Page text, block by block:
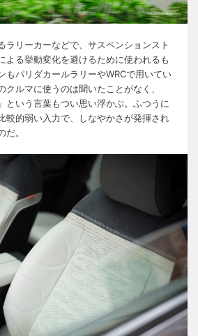
ラリーカーなどで、サスペンションスト
よる挙動変化を避けるために使われるも
もパリダカールラリーやWRCで用いてい
クルマに使うのは聞いたことがなく、
という言葉もつい思い浮かぶ。ふつうに
較的弱い入力で、しなやかさが発揮され
。